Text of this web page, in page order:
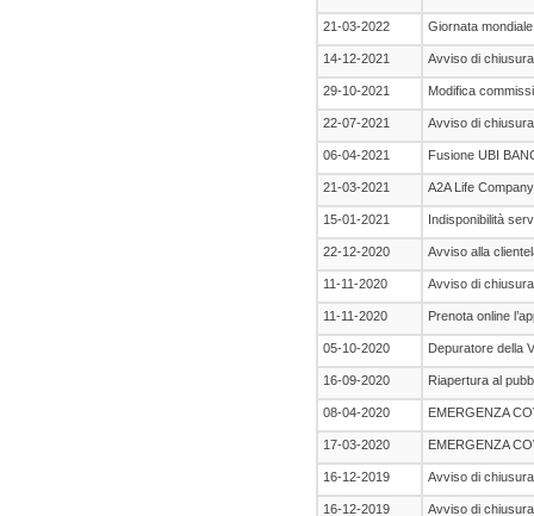
21-03-2022 Giornata
14-12-2021 Avviso di
29-10-2021 Modifica
22-07-2021 Avviso di
06-04-2021 Fusione UBI
21-03-2021 A2A Life
15-01-2021 Indisponibilità
22-12-2020 Avviso alla
11-11-2020 Avviso di
11-11-2020 Prenota online
05-10-2020 Depuratore della
16-09-2020 Riapertura al
08-04-2020 EMERGENZA
17-03-2020 EMERGENZA
16-12-2019 Avviso di
16-12-2019 Avviso di